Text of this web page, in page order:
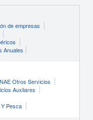
de empresas
Anuales
Otros Servicios
Auxliares
Pesca